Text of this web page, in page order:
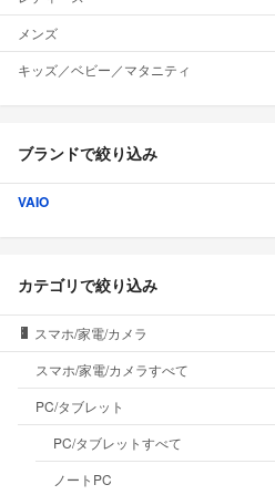
メンズ
キッズ／ベビー／マタニティ
ブランドで絞り込み
VAIO
カテゴリで絞り込み
スマホ/家電/カメラ
スマホ/家電/カメラすべて
PC/タブレット
PC/タブレットすべて
ノートPC